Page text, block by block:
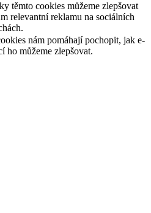
těmto cookies můžeme zlepšovat
relevantní reklamu na sociálních
nám pomáhají pochopit, jak e-
ho můžeme zlepšovat.